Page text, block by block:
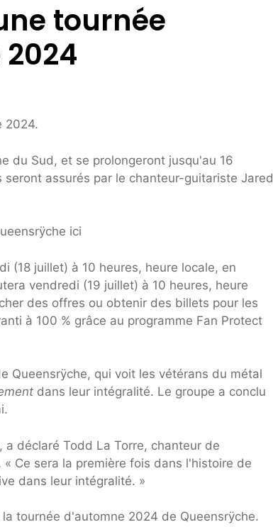
tournée
2024.
du Sud, et se prolongeront jusqu'au 16
assurés par le chanteur-guitariste Jared
ici
(18 juillet) à 10 heures, heure locale, en
vendredi (19 juillet) à 10 heures, heure
des offres ou obtenir des billets pour les
à 100 % grâce au programme Fan Protect
Queensrÿche, qui voit les vétérans du métal
dans leur intégralité. Le groupe a conclu
a déclaré Todd La Torre, chanteur de
Ce sera la première fois dans l'histoire de
dans leur intégralité. »
tournée d'automne 2024 de Queensrÿche.